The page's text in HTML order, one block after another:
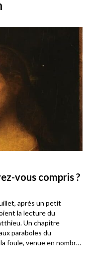
vous compris ?
après un petit
la lecture du
Un chapitre
paraboles du
foule, venue en nombre